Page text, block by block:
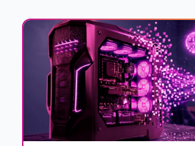
brasileiro.